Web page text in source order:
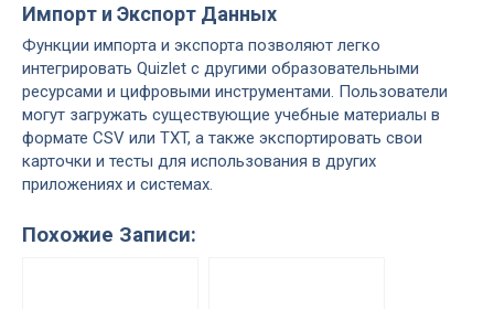
Импорт и Экспорт Данных
Функции импорта и экспорта позволяют легко
интегрировать Quizlet с другими образовательными
ресурсами и цифровыми инструментами. Пользователи
могут загружать существующие учебные материалы в
формате CSV или TXT, а также экспортировать свои
карточки и тесты для использования в других
приложениях и системах.
Похожие Записи: